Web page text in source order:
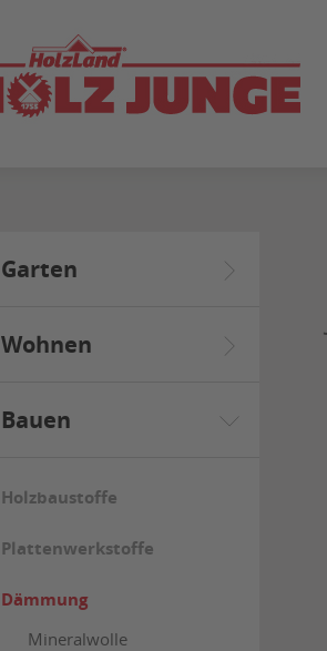
Garten
Wohnen
Bauen
Holzbaustoffe
Plattenwerkstoffe
Dämmung
Mineralwolle